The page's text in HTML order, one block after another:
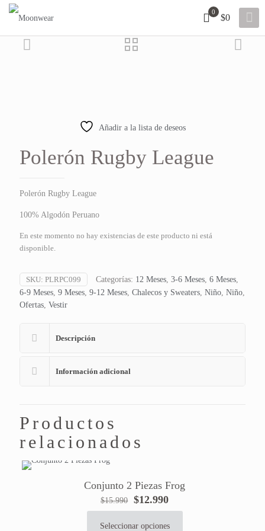
0
$0
Añadir a la lista de deseos
Polerón Rugby League
Polerón Rugby League
100% Algodón Peruano
En este momento no hay existencias de este producto ni está
disponible.
SKU: PLRPC099 Categorías: 12 Meses, 3-6 Meses, 6 Meses,
6-9 Meses, 9 Meses, 9-12 Meses, Chalecos y Sweaters, Niño, Niño,
Ofertas, Vestir
Descripción
Información adicional
Productos
relacionados
Conjunto 2 Piezas Frog
$15.990
El
precio
original
$12.990El
precio
actual
Seleccionar opciones